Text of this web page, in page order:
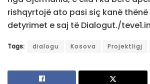
rishqyrtojë ato pasi siç kanë
detyrimet e saj të Dialogut./
Tags: dialogu Kosova Projektligj